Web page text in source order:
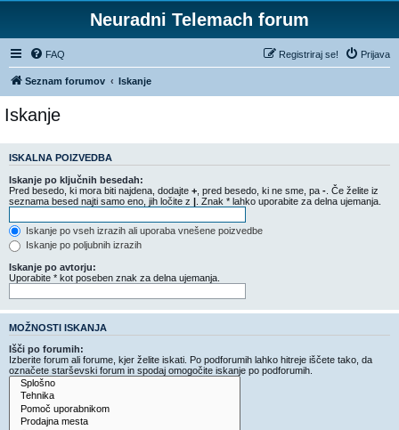
Neuradni Telemach forum
FAQ Prijava
Registriraj se!
Seznam forumov Iskanje
Iskanje
ISKALNA POIZVEDBA
Iskanje po ključnih besedah:
Pred besedo, ki mora biti najdena, dodajte + , pred besedo, ki ne sme, pa - . Če želite iz
seznama besed najti samo eno, jih ločite z | . Znak * lahko uporabite za delna ujemanja.
Iskanje po vseh izrazih ali uporaba vnešene poizvedbe
Iskanje po poljubnih izrazih
Iskanje po avtorju:
Uporabite * kot poseben znak za delna ujemanja.
MOŽNOSTI ISKANJA
Išči po forumih:
Izberite forum ali forume, kjer želite iskati. Po podforumih lahko hitreje iščete tako, da
označete starševski forum in spodaj omogočite iskanje po podforumih.